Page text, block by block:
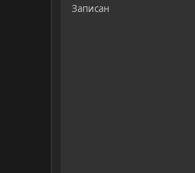
Записан